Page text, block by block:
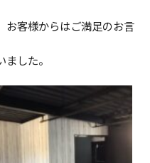
お客様からはご満足のお言
した。